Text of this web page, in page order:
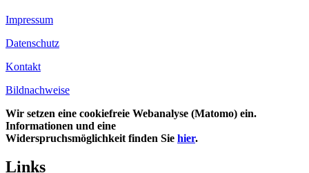
Impressum
Datenschutz
Kontakt
Bildnachweise
Wir setzen eine cookiefreie Webanalyse (Matomo) ein.
Informationen und eine
Widerspruchsmöglichkeit finden Sie hier.
Links